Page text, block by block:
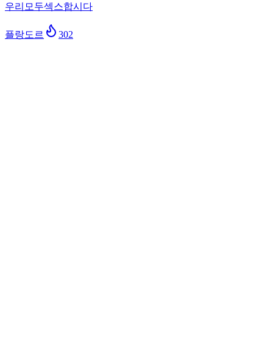
우리모두섹스합시다
플랑도르 302